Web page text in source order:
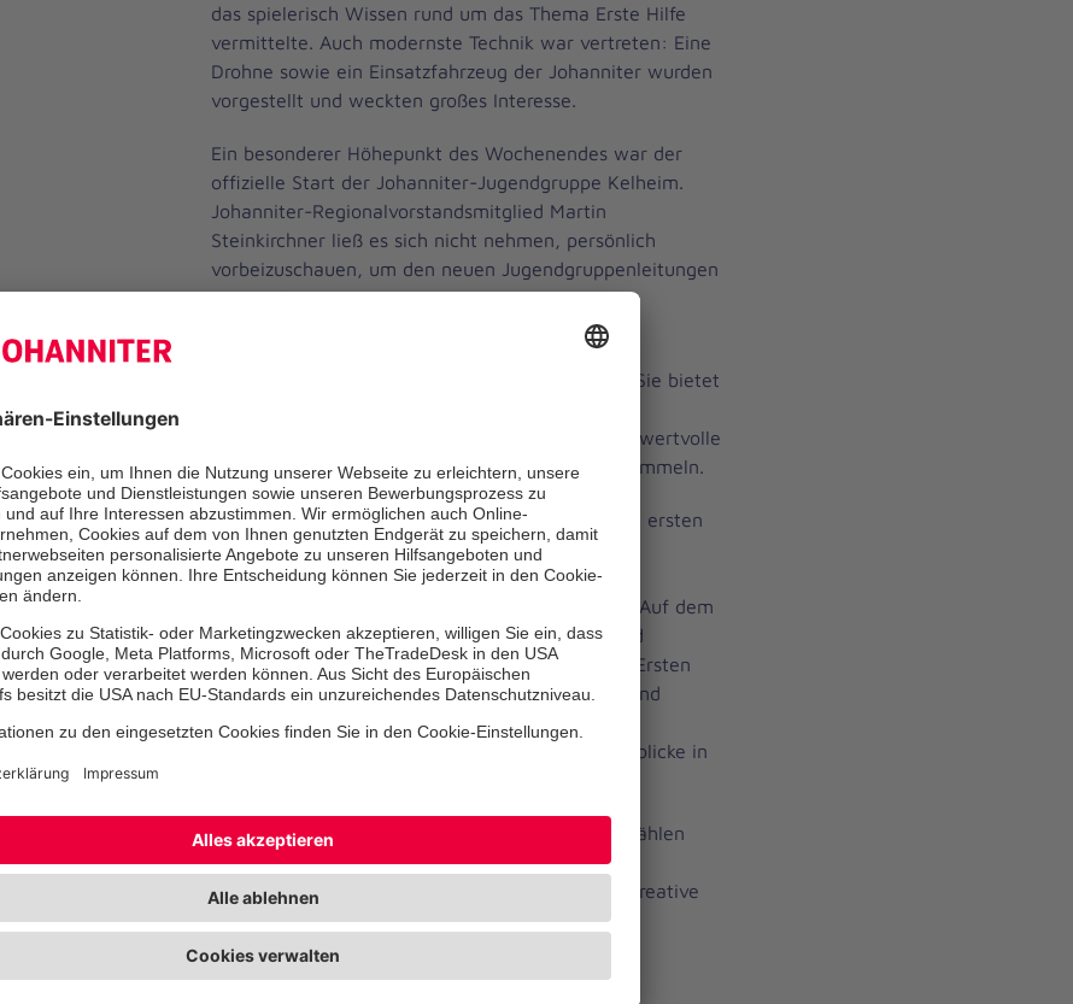
das spielerisch Wissen rund um das Thema Erste Hilfe
vermittelte. Auch modernste Technik war vertreten: Eine
Drohne sowie ein Einsatzfahrzeug der Johanniter wurden
vorgestellt und weckten großes Interesse.
Ein besonderer Höhepunkt des Wochenendes war der
offizielle Start der Johanniter-Jugendgruppe Kelheim.
Johanniter-Regionalvorstandsmitglied Martin
Steinkirchner ließ es sich nicht nehmen, persönlich
vorbeizuschauen, um den neuen Jugendgruppenleitungen
zu gratulieren.
Die Johanniter-Jugend ist die eigenständige
Jugendorganisation der Johanniter-Unfall-Hilfe. Sie bietet
engagieren, Verantwortung zu übernehmen und wertvolle
Erfahrungen in Erster Hilfe und Teamarbeit zu sammeln.
In Kelheim trifft sich die Jugendgruppe an jedem ersten
Dienstag im Monat von 18:00 bis 19:30 Uhr im
Gruppenraum der Dienststelle des Johanniter-
Ortsverbands (Donaustraße 11, 93309 Kelheim). Auf dem
Programm stehen Gruppenstunden, Ausflüge und
Aktivitäten, die Spiel und Spaß mit Themen der Ersten
Hilfe verbinden. Darüber hinaus werden Kinder und
Jugendliche in der Sanitätshelferausbildung
weitergebildet und erhalten erste praktische Einblicke in
Zu den kommenden Aktivitäten in diesem Jahr zählen
unter anderem ein Ausflug in den Trampolinpark
„Jumpomania“, Erste-Hilfe-Übungen sowie das kreative
Wundenschminken.